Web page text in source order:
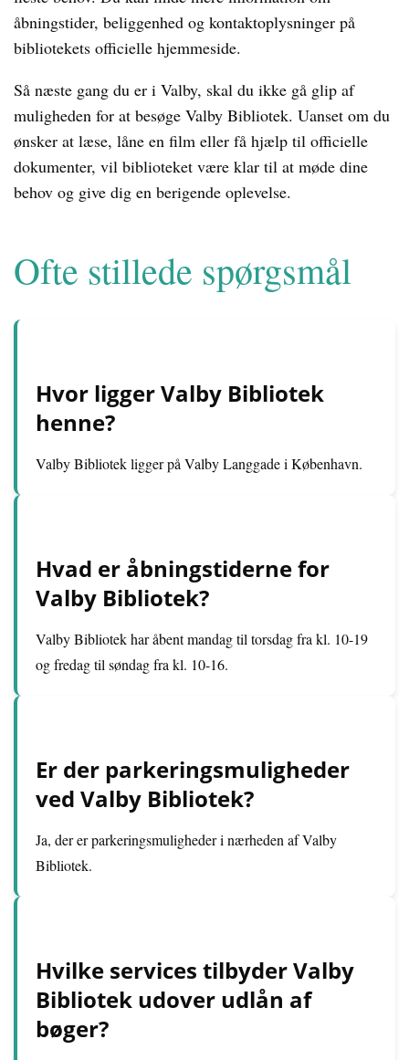
åbningstider, beliggenhed og kontaktoplysninger på
bibliotekets officielle hjemmeside.
Så næste gang du er i Valby, skal du ikke gå glip af
muligheden for at besøge Valby Bibliotek. Uanset om du
ønsker at læse, låne en film eller få hjælp til officielle
dokumenter, vil biblioteket være klar til at møde dine
behov og give dig en berigende oplevelse.
Ofte stillede spørgsmål
Hvor ligger Valby Bibliotek
henne?
Valby Bibliotek ligger på Valby Langgade i København.
Hvad er åbningstiderne for
Valby Bibliotek?
Valby Bibliotek har åbent mandag til torsdag fra kl. 10-19
og fredag til søndag fra kl. 10-16.
Er der parkeringsmuligheder
ved Valby Bibliotek?
Ja, der er parkeringsmuligheder i nærheden af Valby
Bibliotek.
Hvilke services tilbyder Valby
Bibliotek udover udlån af
bøger?